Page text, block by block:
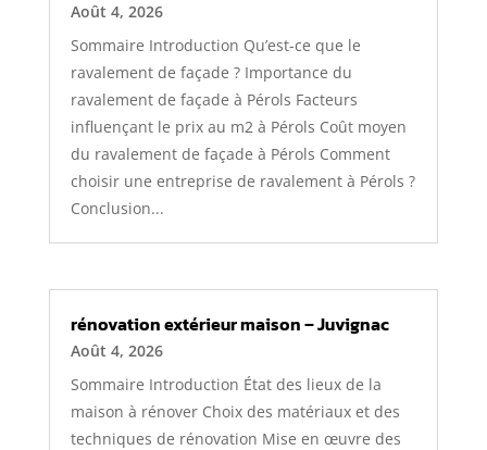
Août 4, 2026
Sommaire Introduction Qu’est-ce que le
ravalement de façade ? Importance du
ravalement de façade à Pérols Facteurs
influençant le prix au m2 à Pérols Coût moyen
du ravalement de façade à Pérols Comment
choisir une entreprise de ravalement à Pérols ?
Conclusion...
rénovation extérieur maison – Juvignac
Août 4, 2026
Sommaire Introduction État des lieux de la
maison à rénover Choix des matériaux et des
techniques de rénovation Mise en œuvre des